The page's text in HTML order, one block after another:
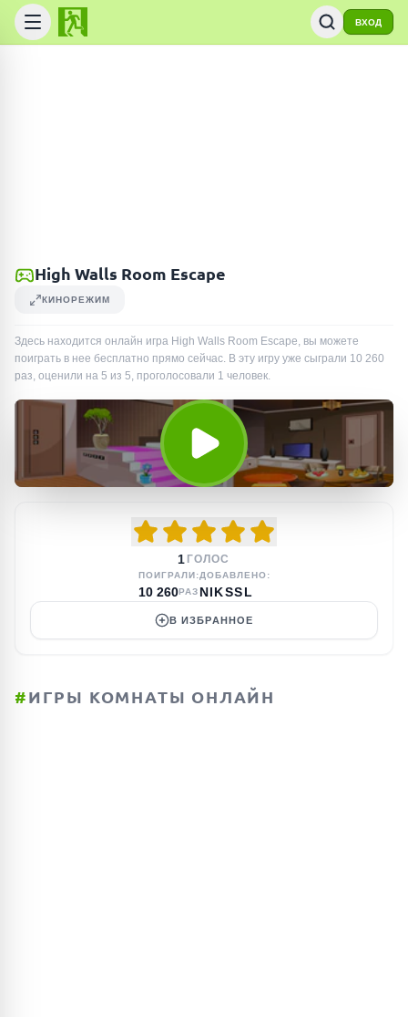
ВХОД
High Walls Room Escape
КИНОРЕЖИМ
Здесь находится онлайн игра High Walls Room Escape, вы можете
поиграть в нее бесплатно прямо сейчас. В эту игру уже сыграли 10 260
раз, оценили на 5 из 5, проголосовали 1 человек.
1 ГОЛОС
ПОИГРАЛИ:
10 260РАЗ
ДОБАВЛЕНО:
NIKSSL
В ИЗБРАННОЕ
#ИГРЫ КОМНАТЫ ОНЛАЙН